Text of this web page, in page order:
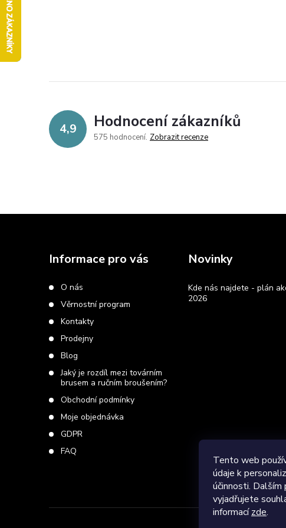
Tento web
údaje k
účinnosti.
vyjadřujete
informacízde.
4,9 Hodnocení zákazníků
575 hodnocení Zobrazit recenze
Informace pro vás
O nás
Věrnostní program
Kontakty
Prodejny
Blog
Jaký je rozdíl mezi továrním
brusem a ručním broušením?
Obchodní podmínky
Moje objednávka
GDPR
FAQ
Novinky
Kde nás najdete - plán
2026